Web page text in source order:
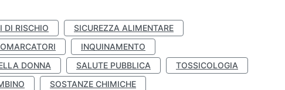
DI RISCHIO
SICUREZZA ALIMENTARE
INQUINAMENTO
DONNA SALUTE PUBBLICA
TOSSICOLOGIA
SOSTANZE CHIMICHE